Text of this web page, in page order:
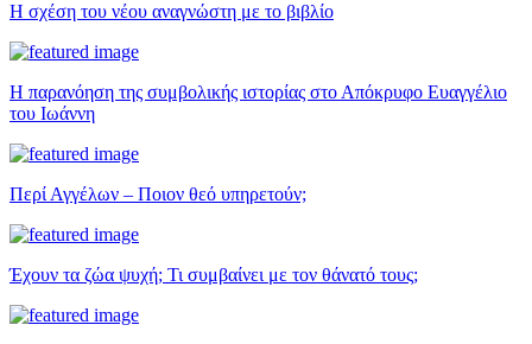
Η σχέση του νέου αναγνώστη με το βιβλίο
Η παρανόηση της συμβολικής ιστορίας στο Απόκρυφο Ευαγγέλιο
του Ιωάννη
Περί Αγγέλων – Ποιον θεό υπηρετούν;
Έχουν τα ζώα ψυχή; Τι συμβαίνει με τον θάνατό τους;